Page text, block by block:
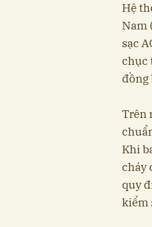
Hệ
Nam
sạc
chục
đồng
Trên
Khi
cháy
quy
kiểm